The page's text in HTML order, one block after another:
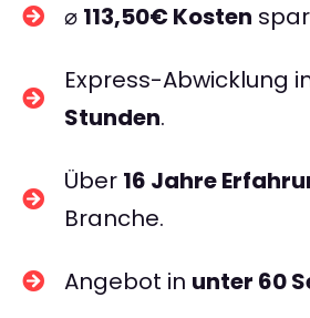
⌀ 113,50€ Kosten
Express-Abwicklung
Stunden.
Über 16 Jahre
Branche.
Angebot in unter 60